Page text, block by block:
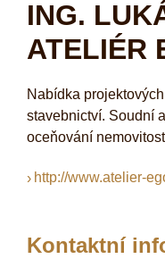
ING.
ATELIÉR
Nabídka
stavebnictví. Soudní
oceňování
http://www.atelier-
Kontaktní